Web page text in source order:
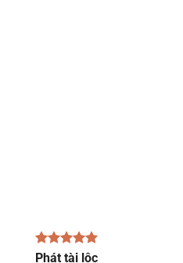
Phát tài lộc